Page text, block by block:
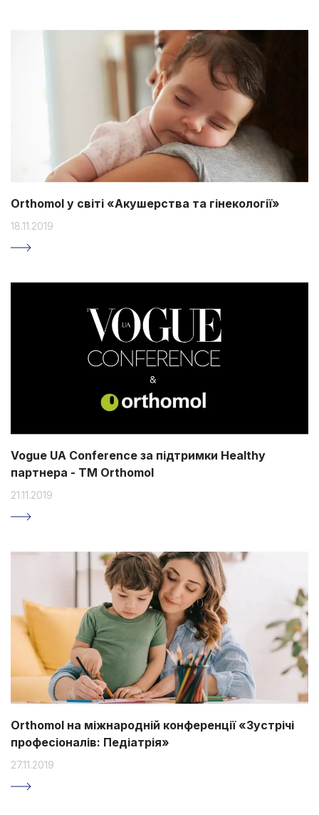
Orthomol у світі «Акушерства та гінекології»
18.11.2019
Vogue UA Conference за підтримки Healthy
партнера - ТМ Orthomol
21.11.2019
Orthomol на міжнародній конференції «Зустрічі
професіоналів: Педіатрія»
27.11.2019